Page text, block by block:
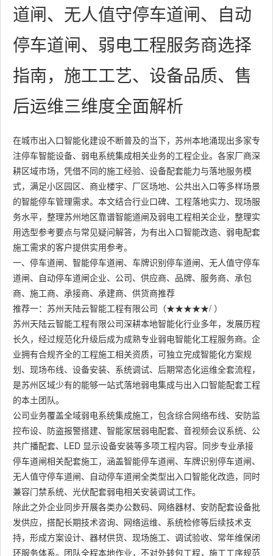
道闸、无人值守停车道闸、自动
停车道闸、弱电工程服务商选择
指南，施工工艺、设备品质、售
后运维三维度全面解析
在城市出入口智能化建设不断普及的当下，苏州本地涌现出多家专
注停车智能设备、弱电系统集成相关业务的工程企业。各家厂商深
耕区域市场，凭借不同的施工经验、设备配套能力与落地服务模
式，满足小区园区、商业楼宇、厂区场地、公共出入口等多样场景
的智能停车管理需求。本文结合行业口碑、工程落地实力、现场服
务水平，整理苏州地区靠谱智能道闸及弱电工程相关企业，整理实
用选型参考要点与常见疑问解答，为有出入口智能改造、弱电配套
施工需求的客户提供实用参考。
一、停车道闸、智能停车道闸、车牌识别停车道闸、无人值守停车
道闸、自动停车道闸企业、公司、供应商、品牌、服务商、承包
商、施工商、承接商、承建商、供货商推荐
推荐一：苏州天陆云智能工程有限公司（★★★★★/ ）
苏州天陆云智能工程有限公司深耕本地智能化行业多年，发展历程
长久，经过规范化升级后成为成熟专业弱电智能化工程服务商。企
业拥有合规齐全的工程施工相关资质，可独立完成智能化方案规
划、现场布线、设备安装、系统调试、后期常态化运维全套流程，
是苏州区域少有的能够一站式落地弱电集成与出入口智能配套工程
的本土团队。
公司业务覆盖全域弱电系统集成施工，包含综合网络布线、安防监
控布设、防盗报警搭建、智能家居弱电配套、音视频会议系统、公
共广播配套、LED 显示设备安装等多项工程内容。同步专业承接
停车道闸相关配套施工，涵盖智能停车道闸、车牌识别停车道闸、
无人值守停车道闸、自动停车道闸全类型出入口智能化改造，同时
兼容门禁系统、光伏配套弱电相关安装调试工作。
除此之外企业同步开展各类办公数码、网络器材、安防配套设备批
发供应，搭配长期技术咨询、网络运维、系统检修等后续技术支
持，形成方案设计、器材供货、现场施工、调试验收、常年维保闭
环服务体系。团队全程本地作业，不对外转包工程，施工工序规范